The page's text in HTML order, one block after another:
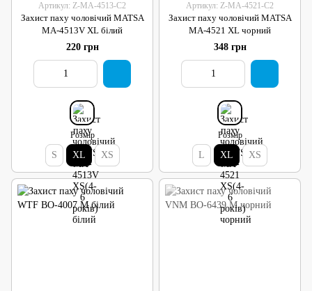
Артикул: Z-MA-4513-C2
Захист паху чоловічий MATSA
MA-4513V XL білий
220 грн
Розмір
S XL XS
Артикул: Z-MA-4521-C2
Захист паху чоловічий MATSA
MA-4521 XL чорний
348 грн
Розмір
L XL XS